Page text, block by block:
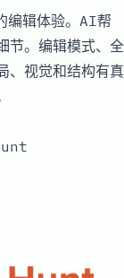
辑体验。AI帮
节。编辑模式、全
、视觉和结构有真